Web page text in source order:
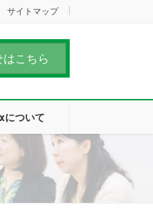
サイトマップ
こちら
について